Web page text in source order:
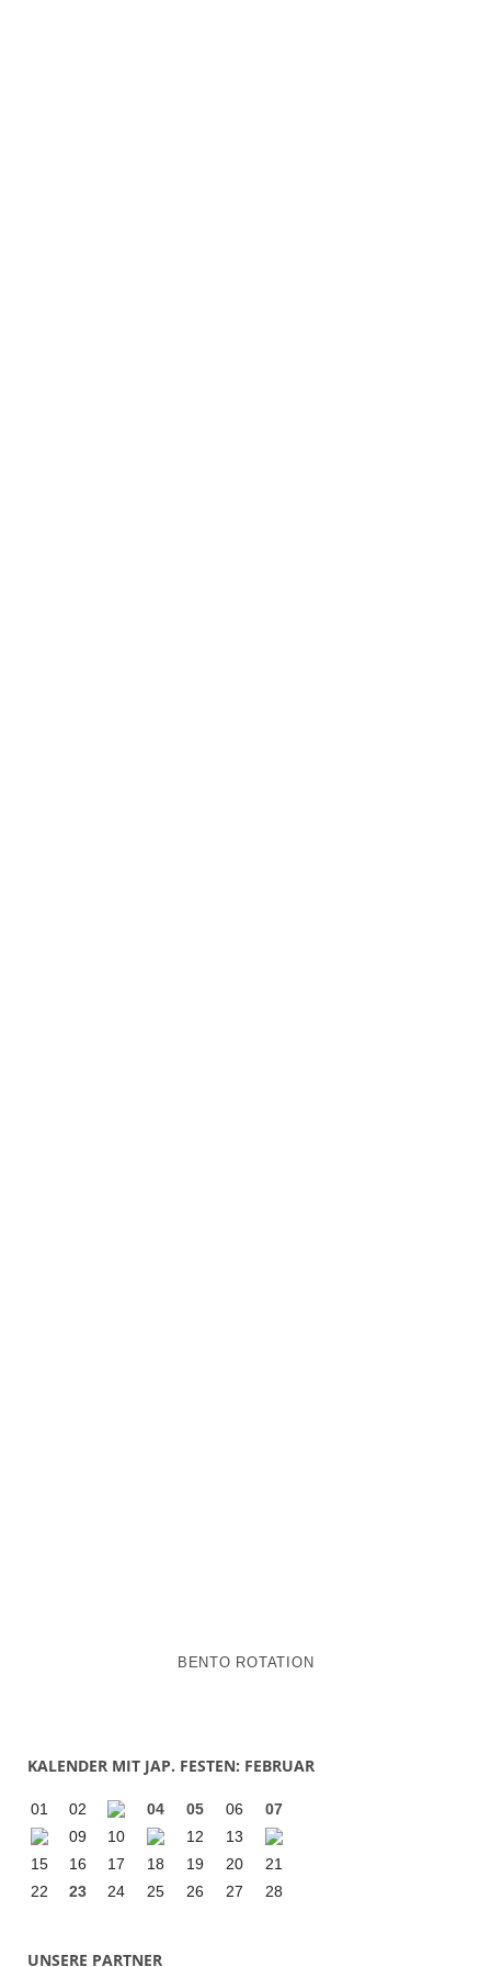
BENTO ROTATION
KALENDER MIT JAP. FESTEN: FEBRUAR
01 02 04 05 06
07
09
10 12
13
15
16 17 18 19 20
21
22
23 24 25 26 27 28
UNSERE PARTNER